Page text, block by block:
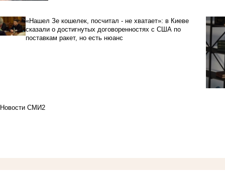
«Нашел Зе кошелек, посчитал - не хватает»: в Киеве
сказали о достигнутых договоренностях с США по
поставкам ракет, но есть нюанс
Новости СМИ2